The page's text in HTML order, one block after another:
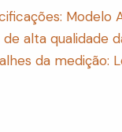
alta qualidade
da